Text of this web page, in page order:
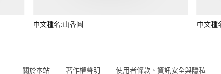
中文種名:山香圓 中文種
關於本站 著作權聲明 使用者條款、資訊安全與隱私